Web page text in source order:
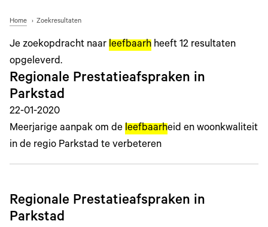
Home Zoekresultaten
Je zoekopdracht naar leefbaarh heeft 12 resultaten
opgeleverd.
Regionale Prestatieafspraken in
Parkstad
22-01-2020
Meerjarige aanpak om de leefbaarheid en woonkwaliteit
in de regio Parkstad te verbeteren
Regionale Prestatieafspraken in
Parkstad